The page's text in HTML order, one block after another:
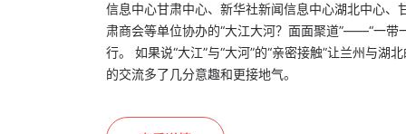
信息中心甘肃中心、新华社新闻信息中心湖北中心
肃商会等单位协办的“大江大河？面面聚道”——“一带
行。 如果说“大江”与“大河”的“亲密接触”让兰州与
的交流多了几分意趣和更接地气。